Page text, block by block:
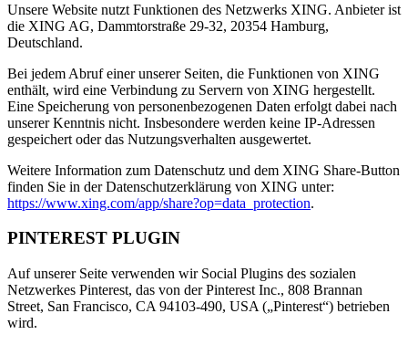
Unsere Website nutzt Funktionen des Netzwerks XING. Anbieter ist
die XING AG, Dammtorstraße 29-32, 20354 Hamburg,
Deutschland.
Bei jedem Abruf einer unserer Seiten, die Funktionen von XING
enthält, wird eine Verbindung zu Servern von XING hergestellt.
Eine Speicherung von personenbezogenen Daten erfolgt dabei nach
unserer Kenntnis nicht. Insbesondere werden keine IP-Adressen
gespeichert oder das Nutzungsverhalten ausgewertet.
Weitere Information zum Datenschutz und dem XING Share-Button
finden Sie in der Datenschutzerklärung von XING unter:
https://www.xing.com/app/share?op=data_protection.
PINTEREST PLUGIN
Auf unserer Seite verwenden wir Social Plugins des sozialen
Netzwerkes Pinterest, das von der Pinterest Inc., 808 Brannan
Street, San Francisco, CA 94103-490, USA („Pinterest“) betrieben
wird.